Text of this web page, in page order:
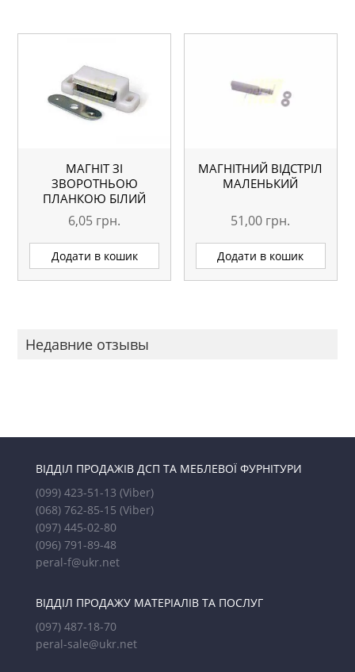
МАГНІТ ЗІ
ЗВОРОТНЬОЮ
ПЛАНКОЮ БІЛИЙ
6,05 грн.
Додати в кошик
МАГНІТНИЙ ВІДСТРІЛ
МАЛЕНЬКИЙ
51,00 грн.
Додати в кошик
Недавние отзывы
ВІДДІЛ ПРОДАЖІВ ДСП ТА МЕБЛЕВОЇ ФУРНІТУРИ
(099) 423-51-13 (Viber)
(068) 762-85-15 (Viber)
(097) 445-02-80
(096) 791-89-48
peral-f@ukr.net
ВІДДІЛ ПРОДАЖУ МАТЕРІАЛІВ ТА ПОСЛУГ
(097) 487-18-70
peral-sale@ukr.net